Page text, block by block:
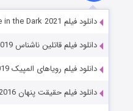
دانلود فیلم Coming Home in the Dark 2021
دانلود فیلم قاتلین ناشناس Killers Anonymous 2019
دانلود فیلم رویاهای المپیک Olympic Dreams 2019
دانلود فیلم حقیقت پنهان The Truth Beneath 2016